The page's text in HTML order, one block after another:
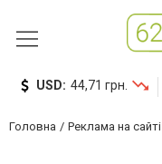
USD: 44,71 грн.
Головна Реклама на сайті